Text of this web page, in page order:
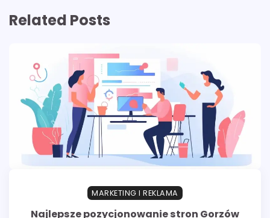
Related Posts
MARKETING I REKLAMA
Najlepsze pozycjonowanie stron Gorzów